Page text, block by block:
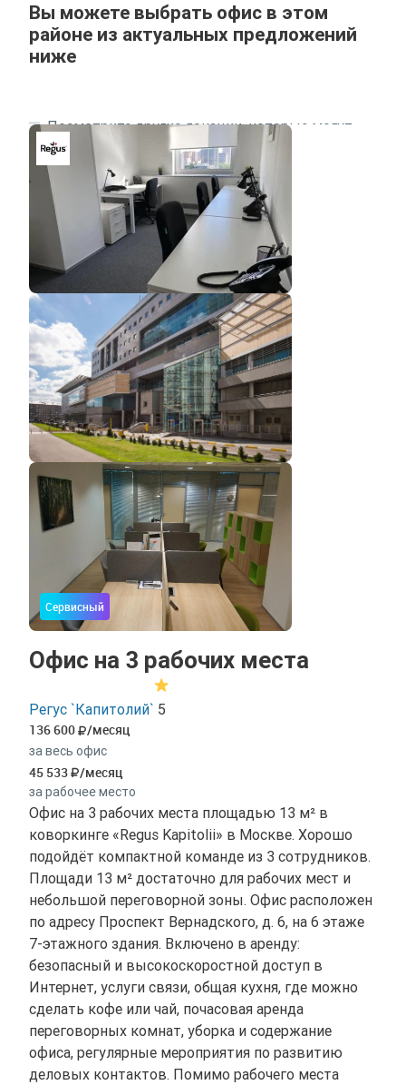
Вы можете выбрать офис в этом
районе из актуальных предложений
ниже
Посмотрите другие локации, которые могут
подходить под ваш запрос
Сервисный
Офис на 3 рабочих места
Регус `Капитолий` 5
136 600 /месяц
за весь офис
45 533 /месяц
за рабочее место
Офис на 3 рабочих места площадью 13 м² в
коворкинге «Regus Kapitolii» в Москве. Хорошо
подойдёт компактной команде из 3 сотрудников.
Площади 13 м² достаточно для рабочих мест и
небольшой переговорной зоны. Офис расположен
по адресу Проспект Вернадского, д. 6, на 6 этаже
7-этажного здания. Включено в аренду:
безопасный и высокоскоростной доступ в
Интернет, услуги связи, общая кухня, где можно
сделать кофе или чай, почасовая аренда
переговорных комнат, уборка и содержание
офиса, регулярные мероприятия по развитию
деловых контактов. Помимо рабочего места